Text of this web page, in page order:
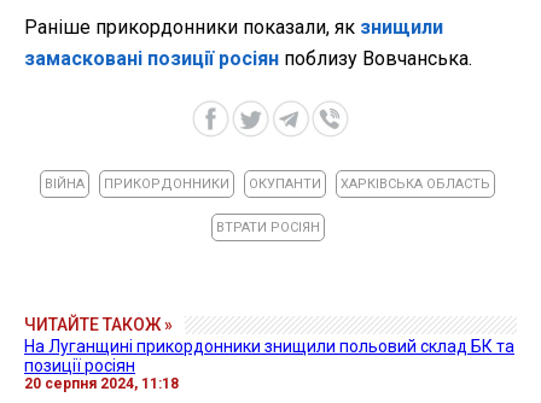
Раніше прикордонники показали, як знищили
замасковані позиції росіян поблизу Вовчанська.
ВІЙНА ПРИКОРДОННИКИ ОКУПАНТИ ХАРКІВСЬКА ОБЛАСТЬ
ВТРАТИ РОСІЯН
ЧИТАЙТЕ ТАКОЖ »
На Луганщині прикордонники знищили польовий склад БК та
позиції росіян
20 серпня 2024, 11:18